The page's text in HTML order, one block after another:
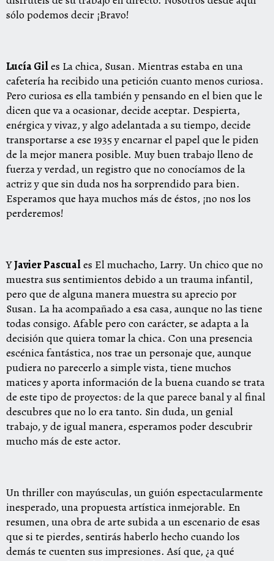
sólo podemos decir ¡Bravo!
Lucía Giles La chica, Susan. Mientras estaba en una
cafetería ha recibido una petición cuanto menos curiosa.
Pero curiosa es ella también y pensando en el bien que le
dicen que va a ocasionar, decide aceptar. Despierta,
enérgica y vivaz, y algo adelantada a su tiempo, decide
transportarse a ese 1935 y encarnar el papel que le piden
de la mejor manera posible. Muy buen trabajo lleno de
fuerza y verdad, un registro que no conocíamos de la
actriz y que sin duda nos ha sorprendido para bien.
Esperamos que haya muchos más de éstos, ¡no nos los
perderemos!
YJavier Pascuales El muchacho, Larry. Un chico que no
muestra sus sentimientos debido a un trauma infantil,
pero que de alguna manera muestra su aprecio por
Susan. La ha acompañado a esa casa, aunque no las tiene
todas consigo. Afable pero con carácter, se adapta a la
decisión que quiera tomar la chica. Con una presencia
escénica fantástica, nos trae un personaje que, aunque
pudiera no parecerlo a simple vista, tiene muchos
matices y aporta información de la buena cuando se trata
de este tipo de proyectos: de la que parece banal y al final
descubres que no lo era tanto. Sin duda, un genial
trabajo, y de igual manera, esperamos poder descubrir
mucho más de este actor.
Un thriller con mayúsculas, un guión espectacularmente
inesperado, una propuesta artística inmejorable. En
resumen, una obra de arte subida a un escenario de esas
que si te pierdes, sentirás haberlo hecho cuando los
demás te cuenten sus impresiones. Así que, ¿a qué